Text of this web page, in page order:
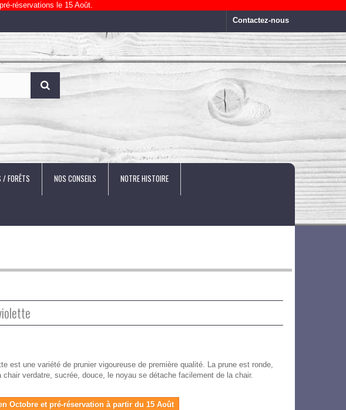
réservations le 15 Août.
Contactez-nous
/ FORÊTS NOS CONSEILS NOTRE HISTOIRE
est une variété de prunier vigoureuse de première qualité. La prune est ronde,
chair verdatre, sucrée, douce, le noyau se détache facilement de la chair.
Octobre et pré-réservation à partir du 15 Août